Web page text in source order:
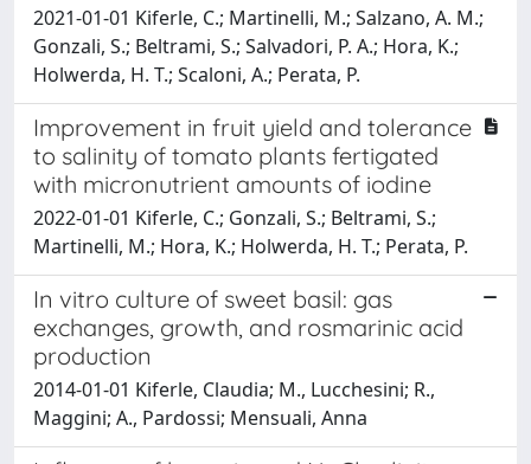
2021-01-01 Kiferle, C.; Martinelli, M.; Salzano, A. M.;
Gonzali, S.; Beltrami, S.; Salvadori, P. A.; Hora, K.;
Holwerda, H. T.; Scaloni, A.; Perata, P.
Improvement in fruit yield and tolerance
to salinity of tomato plants fertigated
with micronutrient amounts of iodine
2022-01-01 Kiferle, C.; Gonzali, S.; Beltrami, S.;
Martinelli, M.; Hora, K.; Holwerda, H. T.; Perata, P.
In vitro culture of sweet basil: gas
exchanges, growth, and rosmarinic acid
production
2014-01-01 Kiferle, Claudia; M., Lucchesini; R.,
Maggini; A., Pardossi; Mensuali, Anna